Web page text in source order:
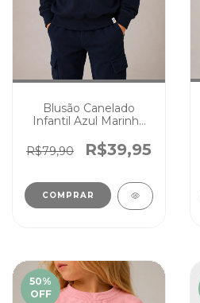
Blusão Canelado
Infantil Azul Marinho
Menino
R$79,90 R$39,95
COMPRAR
50%
OFF